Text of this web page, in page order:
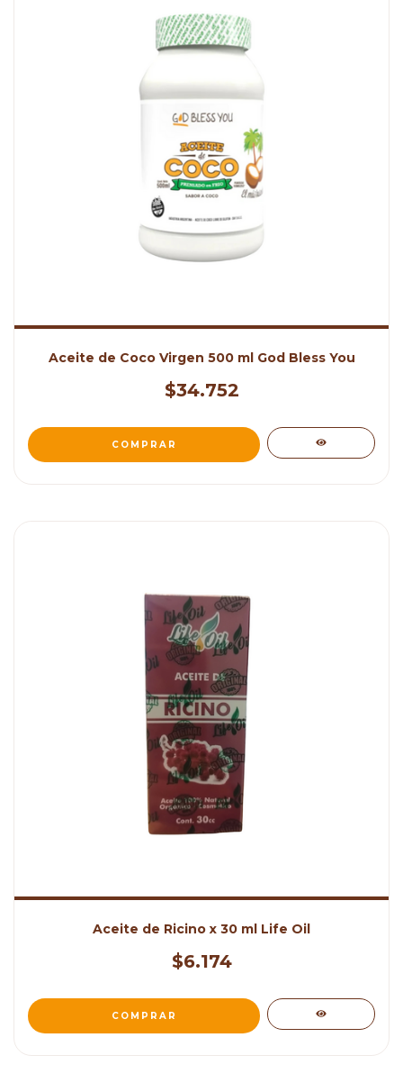
Aceite de Coco Virgen 500 ml God Bless You
$34.752
Aceite de Ricino x 30 ml Life Oil
$6.174